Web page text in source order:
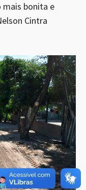
mais bonita e
Cintra